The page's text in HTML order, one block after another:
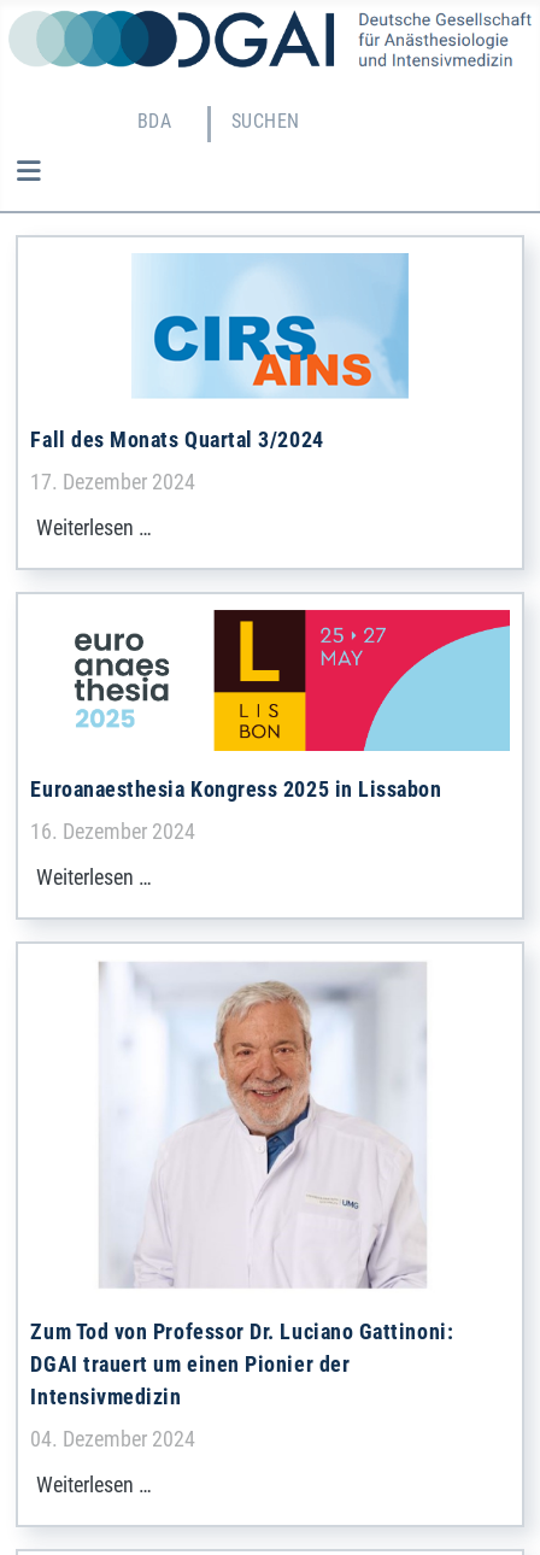
BDA SUCHEN
Fall des Monats Quartal 3/2024
Details
17. Dezember 2024
Weiterlesen …
Euroanaesthesia Kongress 2025 in Lissabon
Details
16. Dezember 2024
Weiterlesen …
Zum Tod von Professor Dr. Luciano Gattinoni:
DGAI trauert um einen Pionier der
Intensivmedizin
Details
04. Dezember 2024
Weiterlesen …